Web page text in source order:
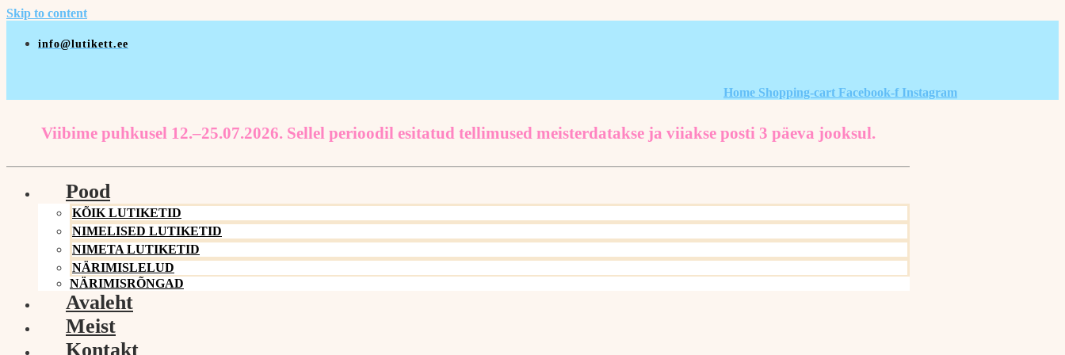
Skip to content
info@lutikett.ee
Home Shopping-cart Facebook-f Instagram
Viibime puhkusel 12.–25.07.2026. Sellel perioodil esitatud tellimused meisterdatakse ja viiakse posti 3 päeva jooksul.
Pood
KÕIK LUTIKETID
NIMELISED LUTIKETID
NIMETA LUTIKETID
NÄRIMISLELUD
NÄRIMISRÕNGAD
Avaleht
Meist
Kontakt